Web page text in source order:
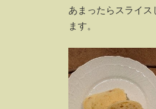
あまったらスライ
ます。